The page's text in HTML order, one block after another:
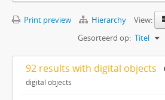
Print preview Hierarchy
View:
Gesorteerd op: Titel
92 results with digital objects
digital objects